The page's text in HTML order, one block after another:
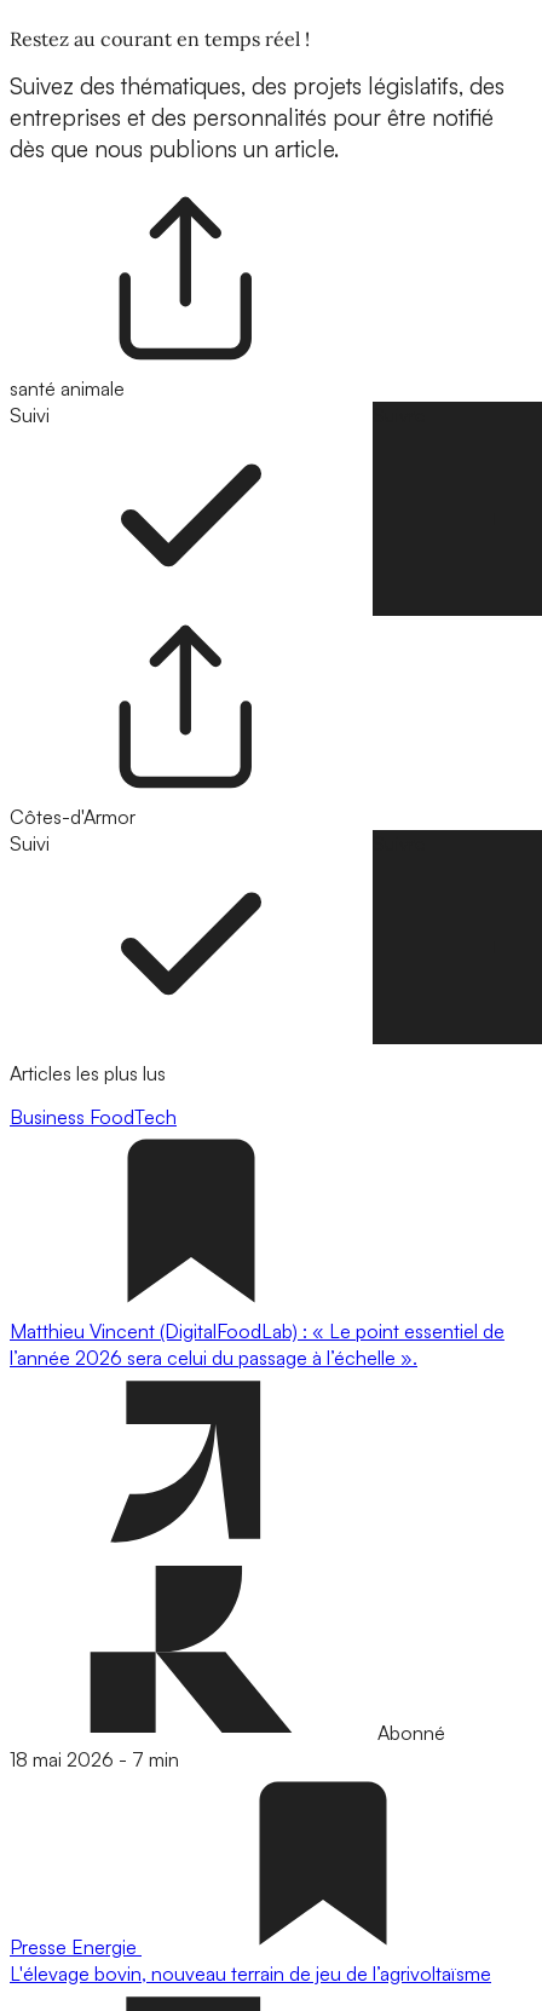
Restez au courant en temps réel !
Suivez des thématiques, des projets législatifs, des
entreprises et des personnalités pour être notifié
dès que nous publions un article.
santé animale
Suivi
Côtes-d'Armor
Suivi
Articles les plus lus
Business FoodTech
Matthieu Vincent (DigitalFoodLab) : « Le point essentiel de
l’année 2026 sera celui du passage à l’échelle ».
Abonné
18 mai 2026 - 7 min
Presse Energie
L'élevage bovin, nouveau terrain de jeu de l’agrivoltaïsme